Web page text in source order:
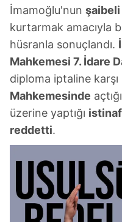
İmamoğlu'nun şaibeli
kurtarmak amacıyla
hüsranla sonuçlandı.
Mahkemesi 7. İdare
diploma iptaline karşı
Mahkemesinde
üzerine yaptığı
reddetti.